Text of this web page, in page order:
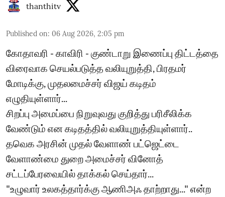
thanthitv
Published on: 06 Aug 2026, 2:05 pm
கோதாவரி - காவிரி - குண்டாறு இணைப்பு திட்டத்தை
விரைவாக செயல்படுத்த வலியுறுத்தி, பிரதமர்
மோடிக்கு, முதலமைச்சர் விஜய் கடிதம்
எழுதியுள்ளார்...
சிறப்பு அமைப்பை நிறுவுவது குறித்து பரிசீலிக்க
வேண்டும் என கடிதத்தில் வலியுறுத்தியுள்ளார்..
தவெக அரசின் முதல் வேளாண் பட்ஜெட்டை
வேளாண்மை துறை அமைச்சர் வினோத்
சட்டப்பேரவையில் தாக்கல் செய்தார்...
"உழுவார் உலகத்தார்க்கு ஆணிஅஃ தாற்றாது..." என்ற